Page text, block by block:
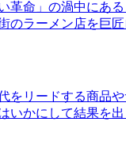
革命」の渦中に
ラーメン店を巨
リードする商
かにして結果を